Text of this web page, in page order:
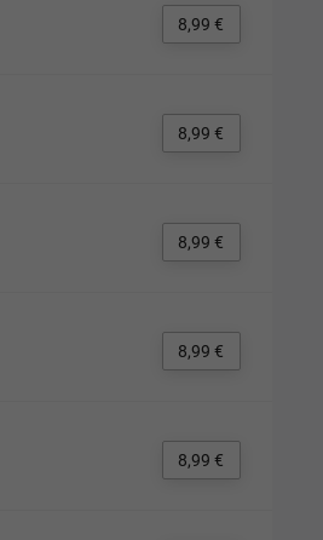
8,99 €
8,99 €
8,99 €
8,99 €
8,99 €